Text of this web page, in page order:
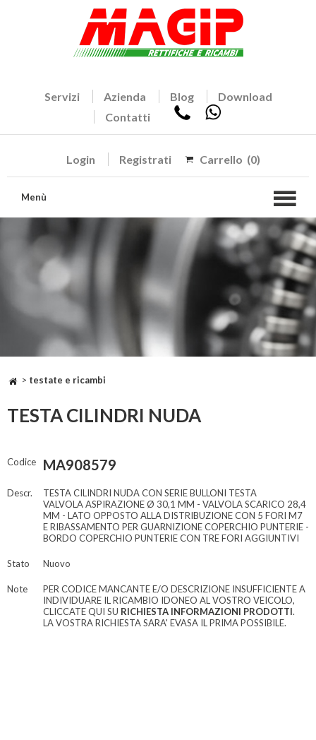
Servizi Azienda Blog
Download
Contatti
Login Registrati Carrello (0)
Menù
> testate e ricambi
TESTA CILINDRI NUDA
Codice MA908579
Descr.
TESTA CILINDRI NUDA CON SERIE BULLONI TESTA
VALVOLA ASPIRAZIONE Ø 30,1 MM - VALVOLA SCARICO 28,4
MM - LATO OPPOSTO ALLA DISTRIBUZIONE CON 5 FORI M7
E RIBASSAMENTO PER GUARNIZIONE COPERCHIO PUNTERIE -
BORDO COPERCHIO PUNTERIE CON TRE FORI AGGIUNTIVI
Stato Nuovo
Note
PER CODICE MANCANTE E/O DESCRIZIONE INSUFFICIENTE A
INDIVIDUARE IL RICAMBIO IDONEO AL VOSTRO VEICOLO,
CLICCATE QUI SU RICHIESTA INFORMAZIONI PRODOTTI.
LA VOSTRA RICHIESTA SARA' EVASA IL PRIMA POSSIBILE.